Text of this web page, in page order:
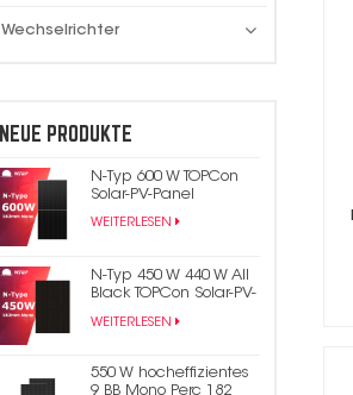
Wechselrichter
NEUE PRODUKTE
N-Typ 600 W TOPCon
Solar-PV-Panel
WEITERLESEN
N-Typ 450 W 440 W All
Black TOPCon Solar-PV-
WEITERLESEN
550 W hocheffizientes
9 BB Mono Perc 182